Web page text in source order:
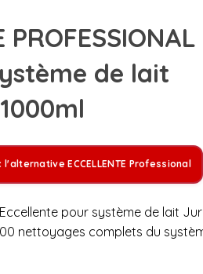
PROFESSIONAL
de lait
l'alternative ECCELLENTE Professional
pour système de lait
nettoyages complets du